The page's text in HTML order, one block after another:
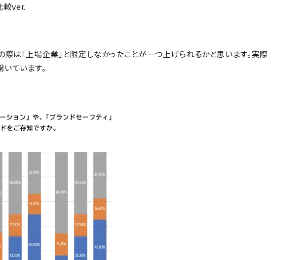
較ver.
は「上場企業」と限定しなかったことが一つ上げられるかと思います。実際
ています。